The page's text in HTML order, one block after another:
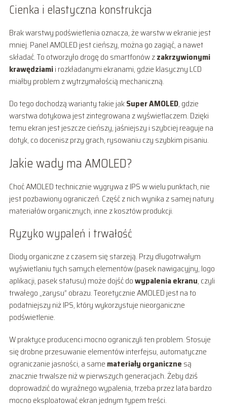
Cienka i elastyczna konstrukcja
Brak warstwy podświetlenia oznacza, że warstw w ekranie jest
mniej. Panel AMOLED jest cieńszy, można go zagiąć, a nawet
składać. To otworzyło drogę do smartfonów zzakrzywionymi
krawędziamii rozkładanymi ekranami, gdzie klasyczny LCD
miałby problem z wytrzymałością mechaniczną.
Do tego dochodzą warianty takie jakSuper AMOLED, gdzie
warstwa dotykowa jest zintegrowana z wyświetlaczem. Dzięki
temu ekran jest jeszcze cieńszy, jaśniejszy i szybciej reaguje na
dotyk, co docenisz przy grach, rysowaniu czy szybkim pisaniu.
Jakie wady ma AMOLED?
Choć AMOLED technicznie wygrywa z IPS w wielu punktach, nie
jest pozbawiony ograniczeń. Część z nich wynika z samej natury
materiałów organicznych, inne z kosztów produkcji.
Ryzyko wypaleń i trwałość
Diody organiczne z czasem się starzeją. Przy długotrwałym
wyświetlaniu tych samych elementów (pasek nawigacyjny, logo
aplikacji, pasek statusu) może dojść dowypalenia ekranu, czyli
trwałego „zarysu” obrazu. Teoretycznie AMOLED jest na to
podatniejszy niż IPS, który wykorzystuje nieorganiczne
podświetlenie.
W praktyce producenci mocno ograniczyli ten problem. Stosuje
się drobne przesuwanie elementów interfejsu, automatyczne
ograniczanie jasności, a same materiały organiczne są
znacznie trwalsze niż w pierwszych generacjach. Żeby dziś
doprowadzić do wyraźnego wypalenia, trzeba przez lata bardzo
mocno eksploatować ekran jednym typem treści.